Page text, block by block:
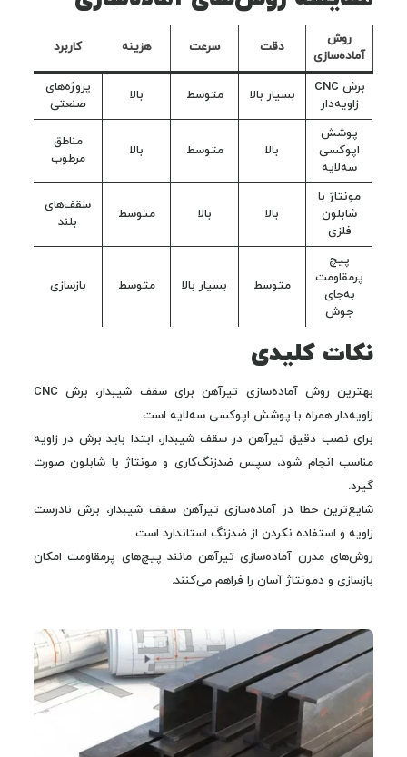
روش
آماده‌سازی
دقت سرعت هزینه کاربرد
برش CNC
زاویه‌دار
بسیار بالا متوسط بالا
پروژه‌های
صنعتی
پوشش
اپوکسی
سه‌لایه
بالا متوسط بالا
مناطق
مرطوب
مونتاژ با
شابلون
فلزی
بالا بالا متوسط
سقف‌های
بلند
پیچ
پرمقاومت
به‌جای
جوش
متوسط بسیار بالا متوسط بازسازی
نکات کلیدی
بهترین روش آماده‌سازی تیرآهن برای سقف شیبدار، برش CNC
زاویه‌دار همراه با پوشش اپوکسی سه‌لایه است.
برای نصب دقیق تیرآهن در سقف شیبدار، ابتدا باید برش در زاویه
مناسب انجام شود، سپس ضدزنگ‌کاری و مونتاژ با شابلون صورت
گیرد.
شایع‌ترین خطا در آماده‌سازی تیرآهن سقف شیبدار، برش نادرست
زاویه و استفاده نکردن از ضدزنگ استاندارد است.
روش‌های مدرن آماده‌سازی تیرآهن مانند پیچ‌های پرمقاومت امکان
بازسازی و دمونتاژ آسان را فراهم می‌کنند.